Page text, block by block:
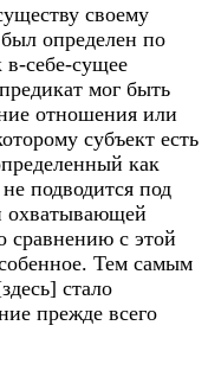
своему
определен по
себе-сущее
мог быть
отношения или
субъект есть
как
подводится под
охватывающей
сравнению с этой
Тем самым
стало
прежде всего